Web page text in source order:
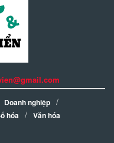
Doanh nghiệp
hóa Văn hóa